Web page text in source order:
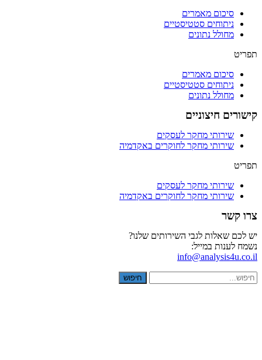
סיכום מאמרים
ניתוחים סטטיסטיים
מחולל נתונים
תפריט
סיכום מאמרים
ניתוחים סטטיסטיים
מחולל נתונים
קישורים חיצוניים
שירותי מחקר לעסקים
שירותי מחקר לחוקרים באקדמיה
תפריט
שירותי מחקר לעסקים
שירותי מחקר לחוקרים באקדמיה
צרו קשר
יש לכם שאלות לגבי השירותים שלנו?
נשמח לענות במייל:
info@analysis4u.co.il
חיפוש